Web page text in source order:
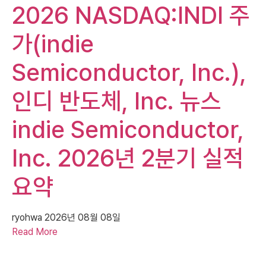
2026 NASDAQ:INDI 주
가(indie
Semiconductor, Inc.),
인디 반도체, Inc. 뉴스
indie Semiconductor,
Inc. 2026년 2분기 실적
요약
ryohwa 2026년 08월 08일
Read More